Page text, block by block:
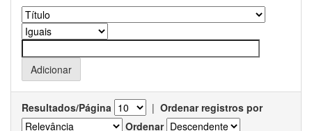
Resultados/Página | Ordenar registros por
Ordenar